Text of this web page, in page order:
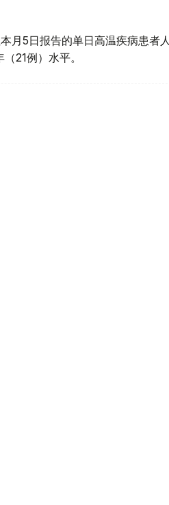
月5日报告的单日高温疾病患者人
21例）水平。